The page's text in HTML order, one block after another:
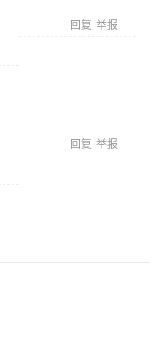
回复 举报
回复 举报